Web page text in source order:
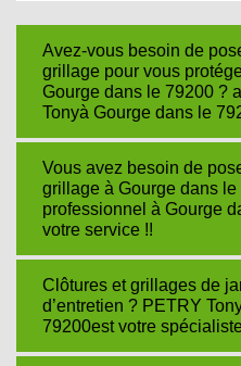
Avez-vous besoin de
grillage pour vous
Gourge dans le 79200 ?
Tonyà Gourge dans le
Vous avez besoin de
grillage à Gourge dans
professionnel à Gourge
votre service !!
Clôtures et grillages de
d’entretien ? PETRY
79200est votre